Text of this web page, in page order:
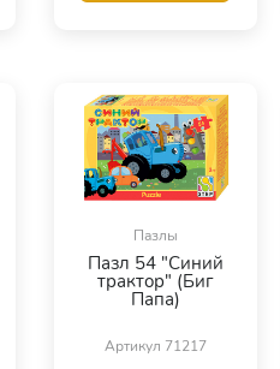
Пазлы
Пазл 54 "Синий
трактор" (Биг
Папа)
Артикул 71217